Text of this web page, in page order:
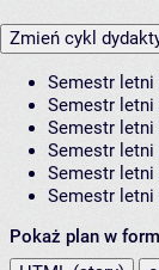
Zmień cykl
Semestr letni
Semestr letni
Semestr letni
Semestr letni
Semestr letni
Semestr letni
Pokaż plan w